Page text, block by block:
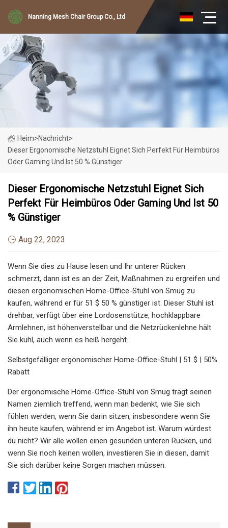
Nanning Mesh Chair Group Co., Ltd
Heim>Nachricht>
Dieser Ergonomische Netzstuhl Eignet Sich Perfekt Für Heimbüros
Oder Gaming Und Ist 50 % Günstiger
Dieser Ergonomische Netzstuhl Eignet Sich
Perfekt Für Heimbüros Oder Gaming Und Ist 50
% Günstiger
Aug 22, 2023
Wenn Sie dies zu Hause lesen und Ihr unterer Rücken
schmerzt, dann ist es an der Zeit, Maßnahmen zu ergreifen und
diesen ergonomischen Home-Office-Stuhl von Smug zu
kaufen, während er für 51 $ 50 % günstiger ist. Dieser Stuhl ist
drehbar, verfügt über eine Lordosenstütze, hochklappbare
Armlehnen, ist höhenverstellbar und die Netzrückenlehne hält
Sie kühl, auch wenn es heiß hergeht.
Selbstgefälliger ergonomischer Home-Office-Stuhl | 51 $ | 50%
Rabatt
Der ergonomische Home-Office-Stuhl von Smug trägt seinen
Namen ziemlich treffend, wenn man bedenkt, wie Sie sich
fühlen werden, wenn Sie darin sitzen, insbesondere wenn Sie
ihn heute kaufen, während er im Angebot ist. Warum würdest
du nicht? Wir alle wollen einen gesunden unteren Rücken, und
wenn Sie noch keinen wollen, investieren Sie in diesen, damit
Sie sich darüber keine Sorgen machen müssen.